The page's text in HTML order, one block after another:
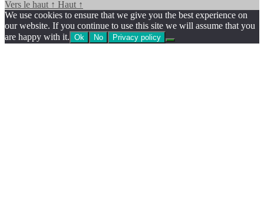
Vers le haut ↑ Haut ↑
We use cookies to ensure that we give you the best experience on
our website. If you continue to use this site we will assume that you
are happy with it. Ok No Privacy policy